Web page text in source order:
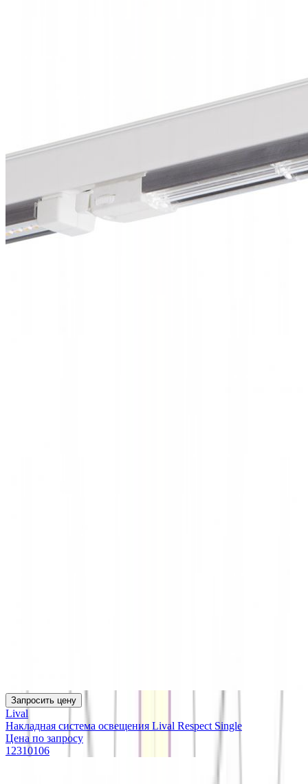
Запросить цену
Lival
Накладная система освещения Lival Respect Single
Цена по запросу
12310106